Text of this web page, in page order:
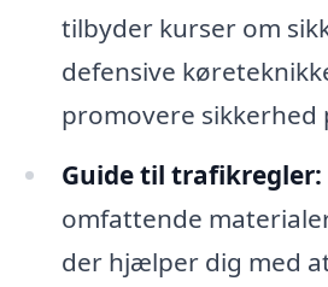
tilbyder kurser om
defensive
promovere sikkerhed
Guide til trafikregler:
omfattende
der hjælper dig med